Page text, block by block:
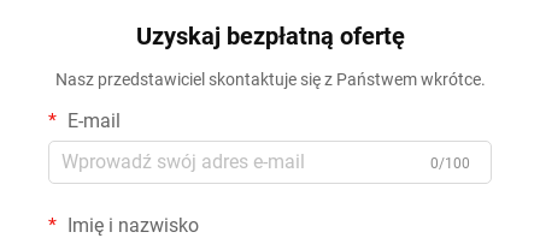
Uzyskaj bezpłatną ofertę
Nasz przedstawiciel skontaktuje się z Państwem wkrótce.
E-mail
0/100
Imię i nazwisko